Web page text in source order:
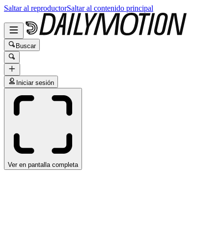
Saltar al reproductorSaltar al contenido principal
Buscar
Iniciar sesión
Ver en pantalla completa